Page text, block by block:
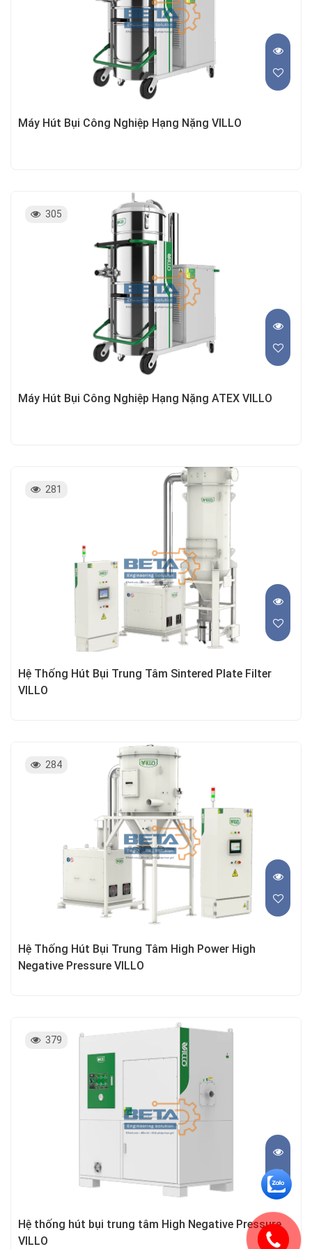
Máy Hút Bụi Công Nghiệp Hạng Nặng VILLO
305
Máy Hút Bụi Công Nghiệp Hạng Nặng ATEX VILLO
281
Hệ Thống Hút Bụi Trung Tâm Sintered Plate Filter
VILLO
284
Hệ Thống Hút Bụi Trung Tâm High Power High
Negative Pressure VILLO
379
Hệ thống hút bụi trung tâm High Negative Pressure
VILLO